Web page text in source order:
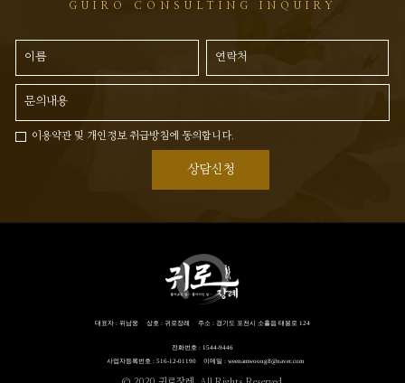
GUIRO CONSULTING INQUIRY
상담신청
이용약관 및 개인정보 취급방침에 동의합니다.
대표자 : 위남웅 상호 : 귀로장례 주소 : 경기도 포천시 소흘읍 태봉로 124
전화번호 : 1544-9446
사업자등록번호 : 516-12-01190 이메일 : weenamwoong8@naver.com